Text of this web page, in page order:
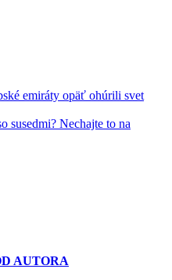
emiráty opäť ohúrili svet
susedmi? Nechajte to na
AUTORA